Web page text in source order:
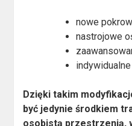
nowe
nastrojowe
Dzięki takim
być jedynie środkiem
osobistą przestrzenią,